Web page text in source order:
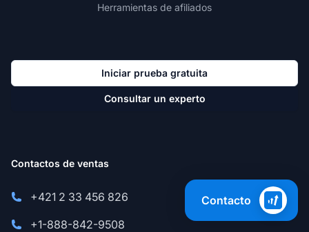
Herramientas de afiliados
Iniciar prueba gratuita
Consultar un experto
Contactos de ventas
+421 2 33 456 826
+1-888-842-9508
Contacto